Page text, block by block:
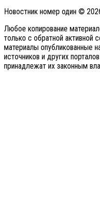
Новостник номер один ©
Любое копирование
только с обратной активной
материалы опубликованные
источников и других
принадлежат их законным